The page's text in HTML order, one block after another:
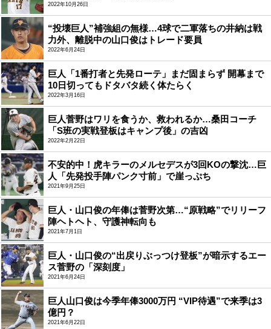
2022年10月26日
“投壊巨人”補強組の無様…4球で二軍落ちの井納は戦
力外、離脱中の山口俊はトレード要員
2022年6月24日
巨人「1番打者と先発ローテ」まだ固まらず 開幕まで
10日切ってもドタバタ続く体たらく
2022年3月16日
巨人菅野はワリを食うか、救われるか…桑田コーチ
「S班の実戦登板はキャンプ後」の吉凶
2022年2月22日
不安的中！虎キラーのメルセデスが3回KOの撃沈…巨
人「先発投手陣パンク寸前」で崖っぷち
2021年9月25日
巨人・山口俊の年俸は菅野次第…“原戦略”でリリーフ
陣ヘトヘト、守護神転向も
2021年7月1日
巨人・山口俊の“出戻りぶっつけ登板”が暗示するエー
ス菅野の「深刻度」
2021年6月24日
巨人山口俊は今季年俸3000万円 “VIP待遇”で来季は3
億円？
2021年6月22日